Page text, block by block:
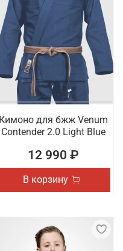
Кимоно для бжж Venum
Contender 2.0 Light Blue
12 990 ₽
В корзину